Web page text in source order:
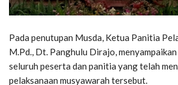
Pada penutupan Musda, Ketua Panitia
M.Pd., Dt. Panghulu Dirajo,
seluruh peserta dan panitia yang telah
pelaksanaan musyawarah tersebut.